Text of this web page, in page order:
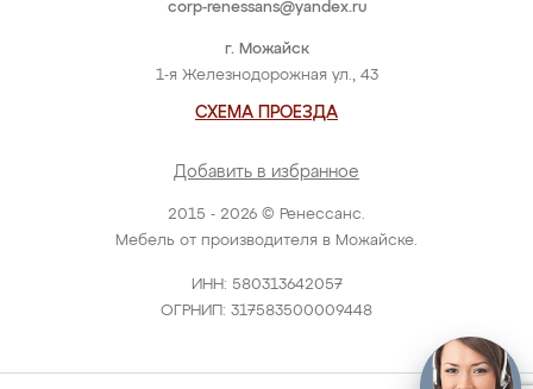
2015 - 2026 © Ренессанс.
Мебель от производителя в Можайске.
ИНН: 580313642057
ОГРНИП: 317583500009448
г. Можайск
1-я Железнодорожная ул., 43
СХЕМА ПРОЕЗДА
Добавить в избранное
corp-renessans@yandex.ru